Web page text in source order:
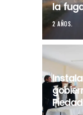
la
2 AÑOS.
Piedad